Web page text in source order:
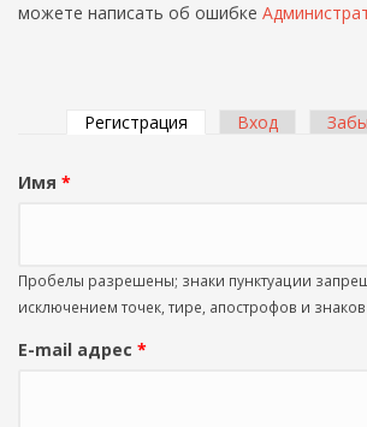
можете написать об ошибке
Регистрация (активная вкладка)
Вход
Имя *
Пробелы разрешены; знаки пунктуации
исключением точек, тире, апострофов и
E-mail адрес *